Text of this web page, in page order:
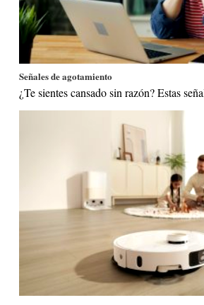
Señales de agotamiento
¿Te sientes cansado sin razón? Estas